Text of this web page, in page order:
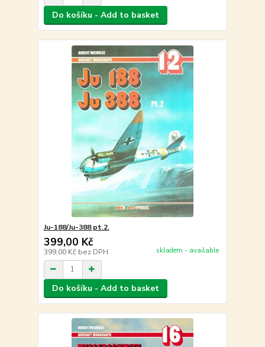
Do košíku - Add to basket
Ju-188/Ju-388 pt.2.
399,00 Kč
399,00 Kč bez DPH skladem - available
Do košíku - Add to basket